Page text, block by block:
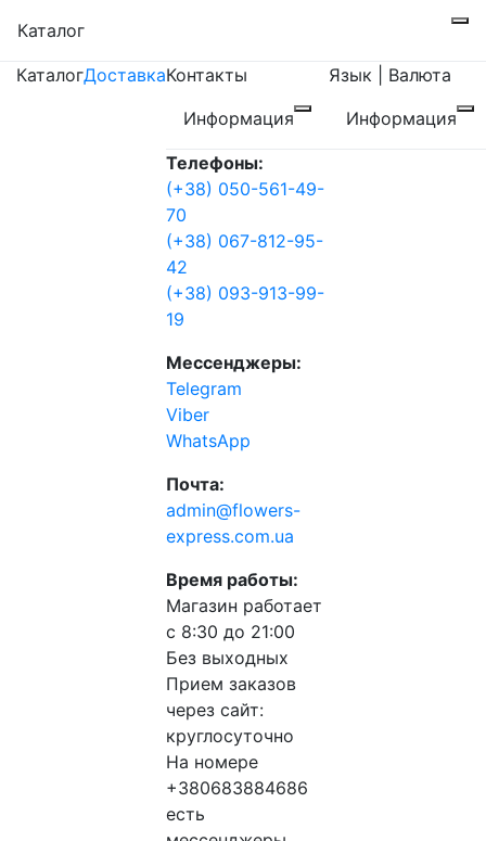
Каталог
КаталогДоставкаКонтакты
Информация
Телефоны:
(+38) 050-561-49-
70
(+38) 067-812-95-
42
(+38) 093-913-99-
19
Мессенджеры:
Telegram
Viber
WhatsApp
Почта:
admin@flowers-
express.com.ua
Время работы:
Магазин работает
с 8:30 до 21:00
Без выходных
Прием заказов
через сайт:
круглосуточно
На номере
+380683884686
есть
Язык | Валюта
Информация